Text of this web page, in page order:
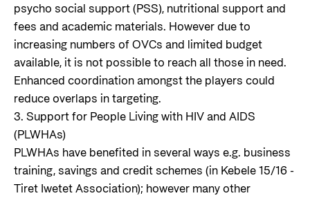
psycho social support (PSS), nutritional support and
fees and academic materials. However due to
increasing numbers of OVCs and limited budget
available, it is not possible to reach all those in need.
Enhanced coordination amongst the players could
reduce overlaps in targeting.
3. Support for People Living with HIV and AIDS
(PLWHAs)
PLWHAs have benefited in several ways e.g. business
training, savings and credit schemes (in Kebele 15/16 -
Tiret Iwetet Association); however many other